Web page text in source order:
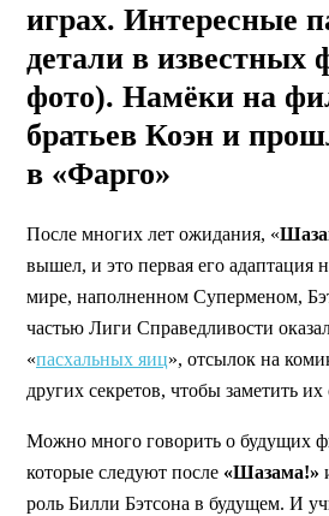
играх. Интересные
детали в известных
фото). Намёки на
братьев Коэн и
в «Фарго»
После многих лет ожидания, «
вышел, и это первая его адаптация
мире, наполненном Суперменом,
частью Лиги Справедливости
«пасхальных яиц», отсылок на
других секретов, чтобы заметить их
Можно много говорить о будущих
которые следуют после «Шазама!»
роль Билли Бэтсона в будущем. И